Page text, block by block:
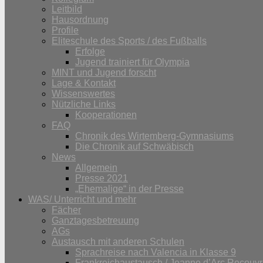
Leitbild
Hausordnung
Profile
Eliteschule des Sports / des Fußballs
Erfolge
Jugend trainiert für Olympia
MINT und Jugend forscht
Lage & Kontakt
Wissenswertes
Nützliche Links
Kooperationen
FAQ
Chronik des Wirtemberg-Gymnasiums
Die Chronik auf Schwäbisch
News
Allgemein
Presse 2021
„Ehemalige“ in der Presse
WAS/ Unterricht und mehr
Fächer
Ganztagesbetreuung
AGs
Austausch mit anderen Schulen
Sprachreise nach Valencia in Klasse 9